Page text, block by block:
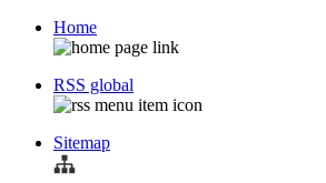
bar
navigation
Home
RSS global
Sitemap